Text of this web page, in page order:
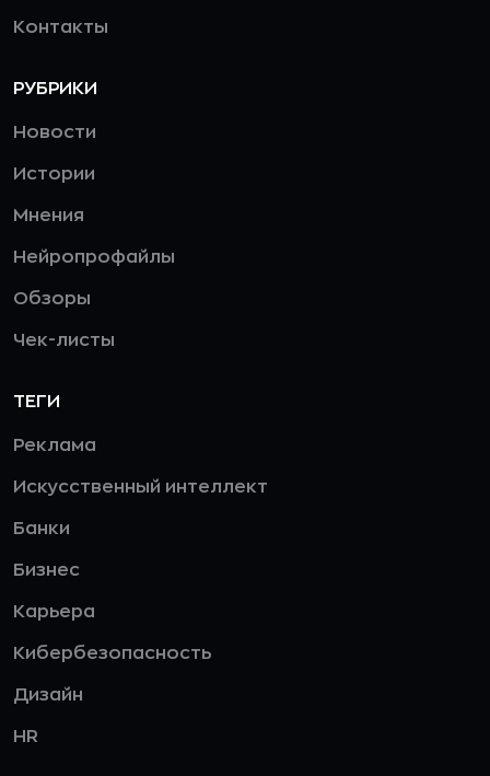
Контакты
РУБРИКИ
Новости
Истории
Мнения
Нейропрофайлы
Обзоры
Чек-листы
ТЕГИ
Реклама
Искусственный интеллект
Банки
Бизнес
Карьера
Кибербезопасность
Дизайн
HR